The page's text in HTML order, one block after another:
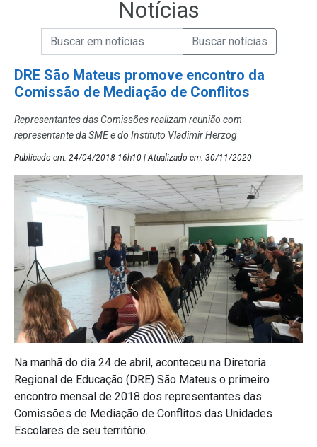
Notícias
Campo de Busca de Notícias
Campo de Busca de informaçõesEnviar a Busca de Notícias
DRE São Mateus promove encontro da
Comissão de Mediação de Conflitos
Representantes das Comissões realizam reunião com
representante da SME e do Instituto Vladimir Herzog
Publicado em: 24/04/2018 16h10 | Atualizado em: 30/11/2020
Na manhã do dia 24 de abril, aconteceu na Diretoria
Regional de Educação (DRE) São Mateus o primeiro
encontro mensal de 2018 dos representantes das
Comissões de Mediação de Conflitos das Unidades
Escolares de seu território.